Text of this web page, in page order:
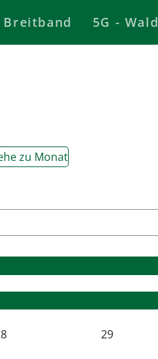
Breitband 5G -
zu Monat
29